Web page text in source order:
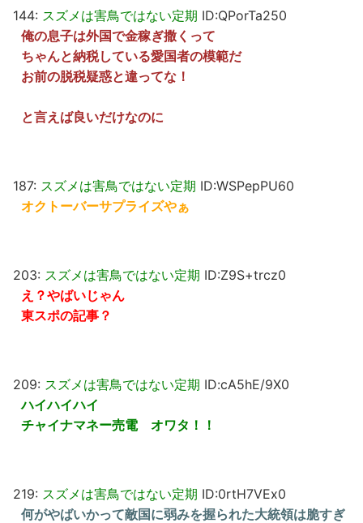
144: スズメは害鳥ではない定期 ID:QPorTa250
俺の息子は外国で金稼ぎ撒くって
ちゃんと納税している愛国者の模範だ
お前の脱税疑惑と違ってな！
と言えば良いだけなのに
187: スズメは害鳥ではない定期 ID:WSPepPU60
オクトーバーサプライズやぁ
203: スズメは害鳥ではない定期 ID:Z9S+trcz0
え？やばいじゃん
東スポの記事？
209: スズメは害鳥ではない定期 ID:cA5hE/9X0
ハイハイハイ
チャイナマネー売電 オワタ！！
219: スズメは害鳥ではない定期 ID:0rtH7VEx0
何がやばいかって敵国に弱みを握られた大統領は脆すぎ